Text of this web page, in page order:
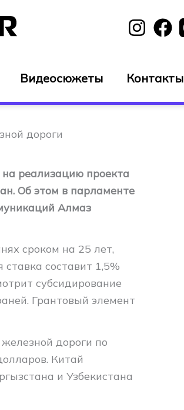
Видеосюжеты Контакты
дороги
реализацию проекта
Об этом в парламенте
Алмаз
сроком на 25 лет,
составит 1,5%
субсидирование
Грантовый элемент
дороги по
Китай
и Узбекистана